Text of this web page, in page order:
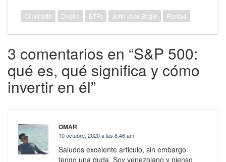
Clicktrade Degiro ETFs John Jack Bogle Renta4
3 comentarios en “S&P 500:
qué es, qué significa y cómo
invertir en él”
OMAR
10 octubre, 2020 a las 8:46 am
Saludos excelente articulo, sin embargo
tengo una duda. Soy venezolano y pienso